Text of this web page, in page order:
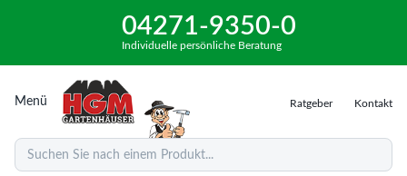
04271-9350-0
Individuelle persönliche Beratung
Menü Ratgeber Kontakt
Suchen Sie nach einem Produkt...